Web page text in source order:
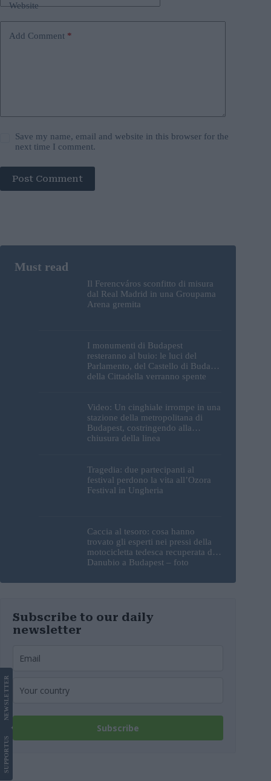
Website
Add Comment *
Save my name, email and website in this browser for the
next time I comment.
Post Comment
Il Ferencváros sconfitto di misura
dal Real Madrid in una Groupama
Arena gremita
I monumenti di Budapest
resteranno al buio: le luci del
Parlamento, del Castello di Buda e
della Cittadella verranno spente
Video: Un cinghiale irrompe in una
stazione della metropolitana di
Budapest, costringendo alla
chiusura della linea
Tragedia: due partecipanti al
festival perdono la vita all’Ozora
Festival in Ungheria
Caccia al tesoro: cosa hanno
trovato gli esperti nei pressi della
motocicletta tedesca recuperata dal
Danubio a Budapest – foto
Subscribe to our daily
newsletter
Subscribe
SUPPORT
US
NEWS
LETTER